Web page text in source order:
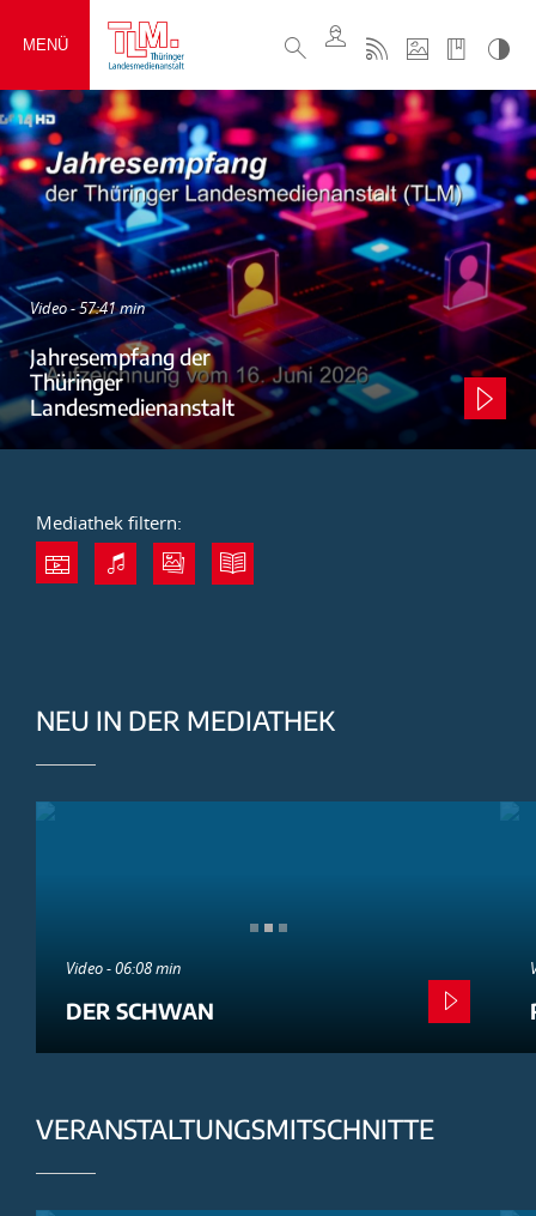
MENÜ
Video - 57:41 min
Jahresempfang der
Thüringer
Landesmedienanstalt
Mediathek filtern:
NEU IN DER MEDIATHEK
Video - 06:08 min
DER SCHWAN
VERANSTALTUNGSMITSCHNITTE